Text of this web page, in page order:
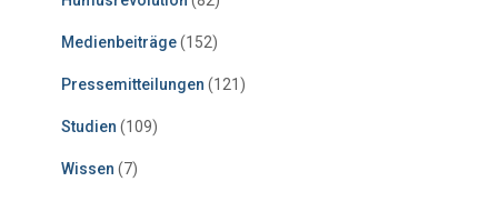
Medienbeiträge(152)
Pressemitteilungen (121)
Studien (109)
Wissen (7)